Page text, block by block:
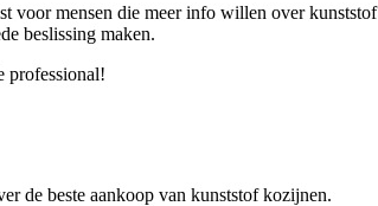
voor mensen die meer info willen over
beslissing maken.
professional!
de beste aankoop van kunststof kozijnen.